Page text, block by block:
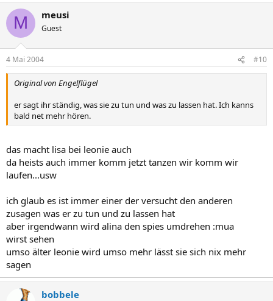
M meusi
Guest
4 Mai 2004 #10
Original von Engelflügel
er sagt ihr ständig, was sie zu tun und was zu lassen hat. Ich kanns
bald net mehr hören.
das macht lisa bei leonie auch
da heists auch immer komm jetzt tanzen wir komm wir
laufen...usw
ich glaub es ist immer einer der versucht den anderen
zusagen was er zu tun und zu lassen hat
aber irgendwann wird alina den spies umdrehen :mua
wirst sehen
umso älter leonie wird umso mehr lässt sie sich nix mehr
sagen
bobbele